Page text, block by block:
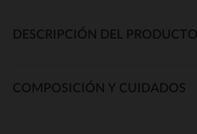
DESCRIPCIÓN DEL PRODUCTO
COMPOSICIÓN Y CUIDADOS